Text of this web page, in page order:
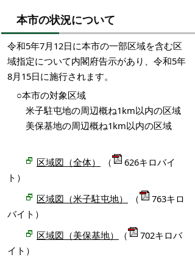
本市の状況について
令和5年7月12日に本市の一部区域を含む区
域指定について内閣府告示があり、令和5年
8月15日に施行されます。
○本市の対象区域
米子駐屯地の周辺概ね1km以内の区域
美保基地の周辺概ね1km以内の区域
区域図（全体） （
626キロバイ
ト）
区域図（米子駐屯地）
（
763キロ
バイト）
区域図（美保基地）
（
702キロバ
イト）